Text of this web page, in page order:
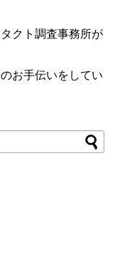
クト調査事務所が
お手伝いをしてい